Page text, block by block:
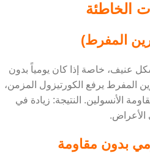
الخاطئة
عنيف، خاصة إذا كان يومياً بدون
المفرط يرفع الكورتيزول المزمن،
الأنسولين. النتيجة: زيادة في
الأعراض.